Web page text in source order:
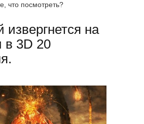
что посмотреть?
извергнется на
в 3D 20